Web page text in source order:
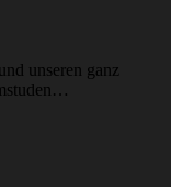
unseren ganz